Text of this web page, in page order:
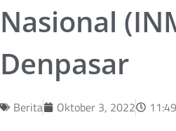
Nasional
Denpasar
Berita Oktober 3, 2022